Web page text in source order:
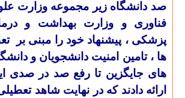
صد دانشگاه زیر مجموعه وزارت
فناوری و وزارت بهداشت و
پزشکی ، پیشنهاد خود را مبنی بر
ها ، تامین امنیت دانشجویان و
های جایگزین تا رفع صد در صدی
ارائه دادند که در نهایت شاهد